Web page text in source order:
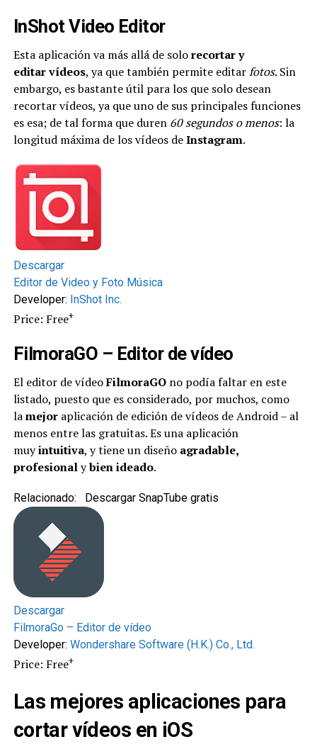
InShot Video Editor
Esta aplicación va más allá de solorecortar y
editarvídeos, ya que también permite editarfotos. Sin
embargo, es bastante útil para los que solo desean
recortar vídeos, ya que uno de sus principales funciones
es esa; de tal forma que duren 60 segundos o menos: la
longitud máxima de los vídeos deInstagram.
Descargar
Editor de Video y Foto Música
Developer: InShot Inc.
Price: Free+
FilmoraGO – Editor devídeo
El editor de vídeoFilmoraGOno podía faltar en este
listado, puesto que es considerado, por muchos, como
lamejoraplicación de edición de vídeos de Android – al
menos entre las gratuitas. Es una aplicación
muyintuitiva, y tiene un diseño agradable,
profesionalybien ideado.
Relacionado: Descargar SnapTube gratis
Descargar
FilmoraGo – Editor de vídeo
Developer: Wondershare Software (H.K.) Co., Ltd.
Price: Free+
Las mejores aplicaciones para
cortar vídeos en iOS